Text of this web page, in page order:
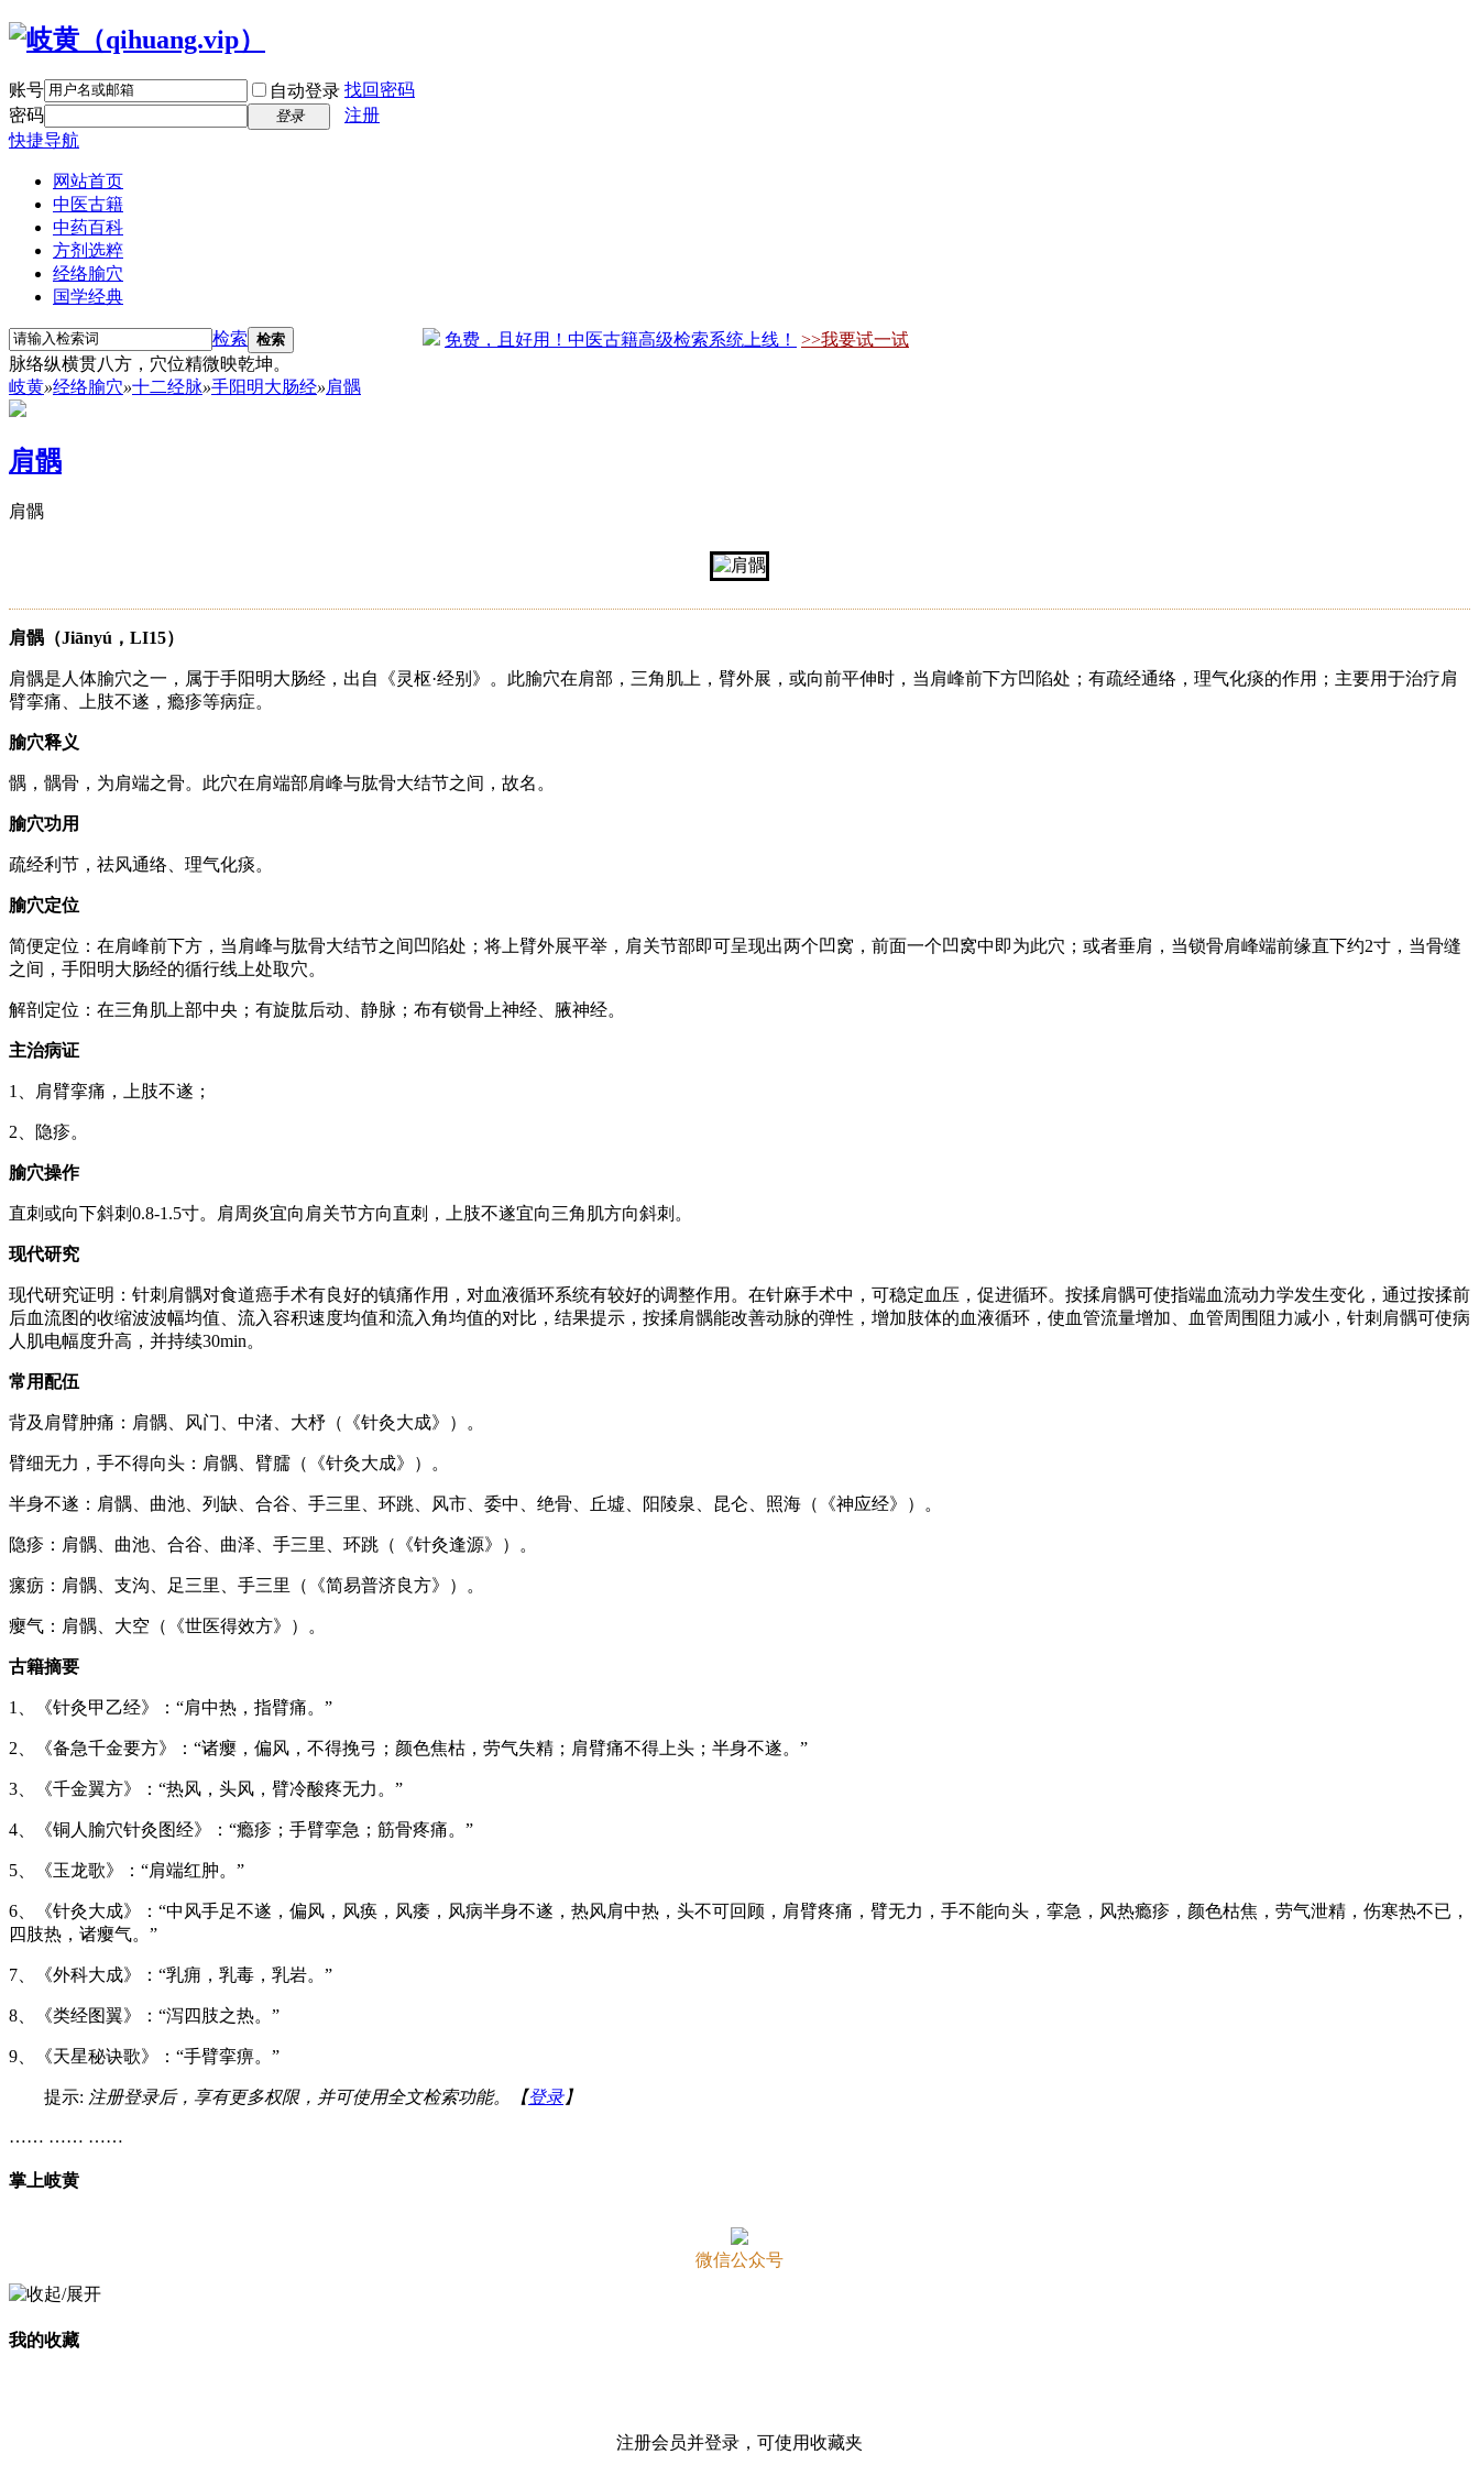
账号 自动登录 找回密码
密码
登录
注册
快捷导航
网站首页
中医古籍
中药百科
方剂选粹
经络腧穴
国学经典
检索 检索 免费，且好用！中医古籍高级检索系统上线！
>>我要试一试
脉络纵横贯八方，穴位精微映乾坤。
岐黄»经络腧穴»十二经脉»手阳明大肠经»肩髃
肩髃
肩髃
肩髃（Jiānyú，LI15）
肩髃是人体腧穴之一，属于手阳明大肠经，出自《灵枢·经别》。此腧穴在肩部，三角肌上，臂外展，或向前平伸时，当肩峰前下方凹陷处；有疏经通络，理气化痰的作用；主要用于治疗肩
臂挛痛、上肢不遂，瘾疹等病症。
腧穴释义
髃，髃骨，为肩端之骨。此穴在肩端部肩峰与肱骨大结节之间，故名。
腧穴功用
疏经利节，祛风通络、理气化痰。
腧穴定位
简便定位：在肩峰前下方，当肩峰与肱骨大结节之间凹陷处；将上臂外展平举，肩关节部即可呈现出两个凹窝，前面一个凹窝中即为此穴；或者垂肩，当锁骨肩峰端前缘直下约2寸，当骨缝
之间，手阳明大肠经的循行线上处取穴。
解剖定位：在三角肌上部中央；有旋肱后动、静脉；布有锁骨上神经、腋神经。
主治病证
1、肩臂挛痛，上肢不遂；
2、隐疹。
腧穴操作
直刺或向下斜刺0.8-1.5寸。肩周炎宜向肩关节方向直刺，上肢不遂宜向三角肌方向斜刺。
现代研究
现代研究证明：针刺肩髃对食道癌手术有良好的镇痛作用，对血液循环系统有较好的调整作用。在针麻手术中，可稳定血压，促进循环。按揉肩髃可使指端血流动力学发生变化，通过按揉前
后血流图的收缩波波幅均值、流入容积速度均值和流入角均值的对比，结果提示，按揉肩髃能改善动脉的弹性，增加肢体的血液循环，使血管流量增加、血管周围阻力减小，针刺肩髃可使病
人肌电幅度升高，并持续30min。
常用配伍
背及肩臂肿痛：肩髃、风门、中渚、大杼（《针灸大成》）。
臂细无力，手不得向头：肩髃、臂臑（《针灸大成》）。
半身不遂：肩髃、曲池、列缺、合谷、手三里、环跳、风市、委中、绝骨、丘墟、阳陵泉、昆仑、照海（《神应经》）。
隐疹：肩髃、曲池、合谷、曲泽、手三里、环跳（《针灸逢源》）。
瘰疬：肩髃、支沟、足三里、手三里（《简易普济良方》）。
瘿气：肩髃、大空（《世医得效方》）。
古籍摘要
1、《针灸甲乙经》：“肩中热，指臂痛。”
2、《备急千金要方》：“诸瘿，偏风，不得挽弓；颜色焦枯，劳气失精；肩臂痛不得上头；半身不遂。”
3、《千金翼方》：“热风，头风，臂冷酸疼无力。”
4、《铜人腧穴针灸图经》：“瘾疹；手臂挛急；筋骨疼痛。”
5、《玉龙歌》：“肩端红肿。”
6、《针灸大成》：“中风手足不遂，偏风，风痪，风痿，风病半身不遂，热风肩中热，头不可回顾，肩臂疼痛，臂无力，手不能向头，挛急，风热瘾疹，颜色枯焦，劳气泄精，伤寒热不已，
四肢热，诸瘿气。”
7、《外科大成》：“乳痈，乳毒，乳岩。”
8、《类经图翼》：“泻四肢之热。”
9、《天星秘诀歌》：“手臂挛痹。”
提示: 注册登录后，享有更多权限，并可使用全文检索功能。【登录】
…… …… ……
掌上岐黄
微信公众号
我的收藏
注册会员并登录，可使用收藏夹